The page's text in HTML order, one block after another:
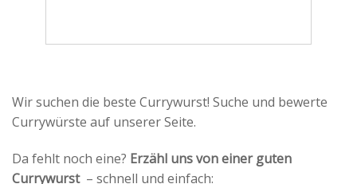
Wir suchen die beste Currywurst! Suche und bewerte
Currywürste auf unserer Seite.
Da fehlt noch eine? Erzähl uns von einer guten
Currywurst – schnell und einfach: